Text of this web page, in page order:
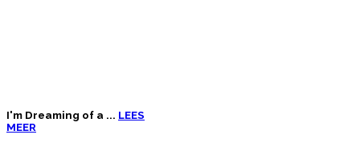
I'm Dreaming of a ... LEES
MEER